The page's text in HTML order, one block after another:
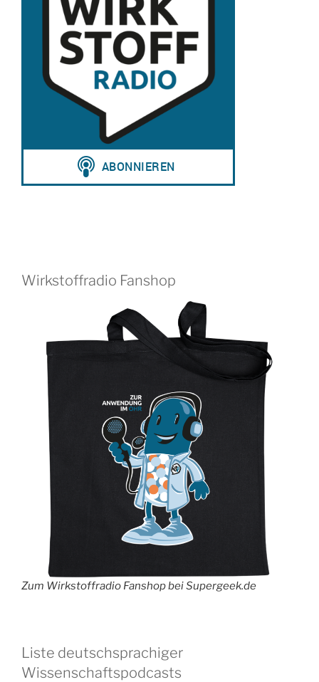
Wirkstoffradio Fanshop
Zum Wirkstoffradio Fanshop bei Supergeek.de
Liste deutschsprachiger
Wissenschaftspodcasts